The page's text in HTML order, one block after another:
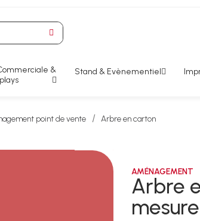
&
Stand & Evènementiel
point de vente Arbre en carton
AMÉNAGEMENT
Arbre